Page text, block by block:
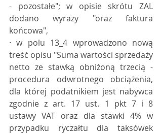
- pozostałe"; w opisie skrótu ZAL
dodano wyrazy "oraz faktura
końcowa",
· w polu 13_4 wprowadzono nową
treść opisu "Suma wartości sprzedaży
netto ze stawką obniżoną trzecią -
procedura odwrotnego obciążenia,
dla której podatnikiem jest nabywca
zgodnie z art. 17 ust. 1 pkt 7 i 8
ustawy VAT oraz dla stawki 4% w
przypadku ryczałtu dla taksówek